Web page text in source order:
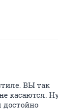
ВЫ так
касаются.
достойно